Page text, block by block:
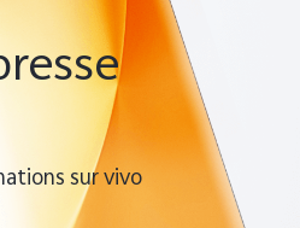
sélectionner le pays/la région
sur vivo